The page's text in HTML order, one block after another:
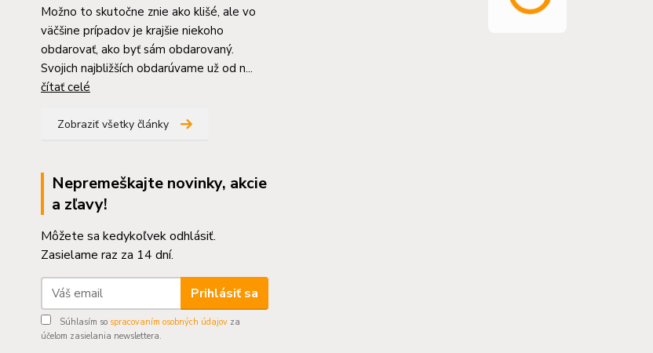
Možno to skutočne znie ako klišé, ale vo
väčšine prípadov je krajšie niekoho
obdarovať, ako byť sám obdarovaný.
Svojich najbližších obdarúvame už od n...
čítať celé
Zobraziť všetky články
Nepremeškajte novinky, akcie
a zľavy!
Môžete sa kedykoľvek odhlásiť.
Zasielame raz za 14 dní.
Prihlásiť sa
Súhlasím so spracovaním osobných údajov za
účelom zasielania newslettera.